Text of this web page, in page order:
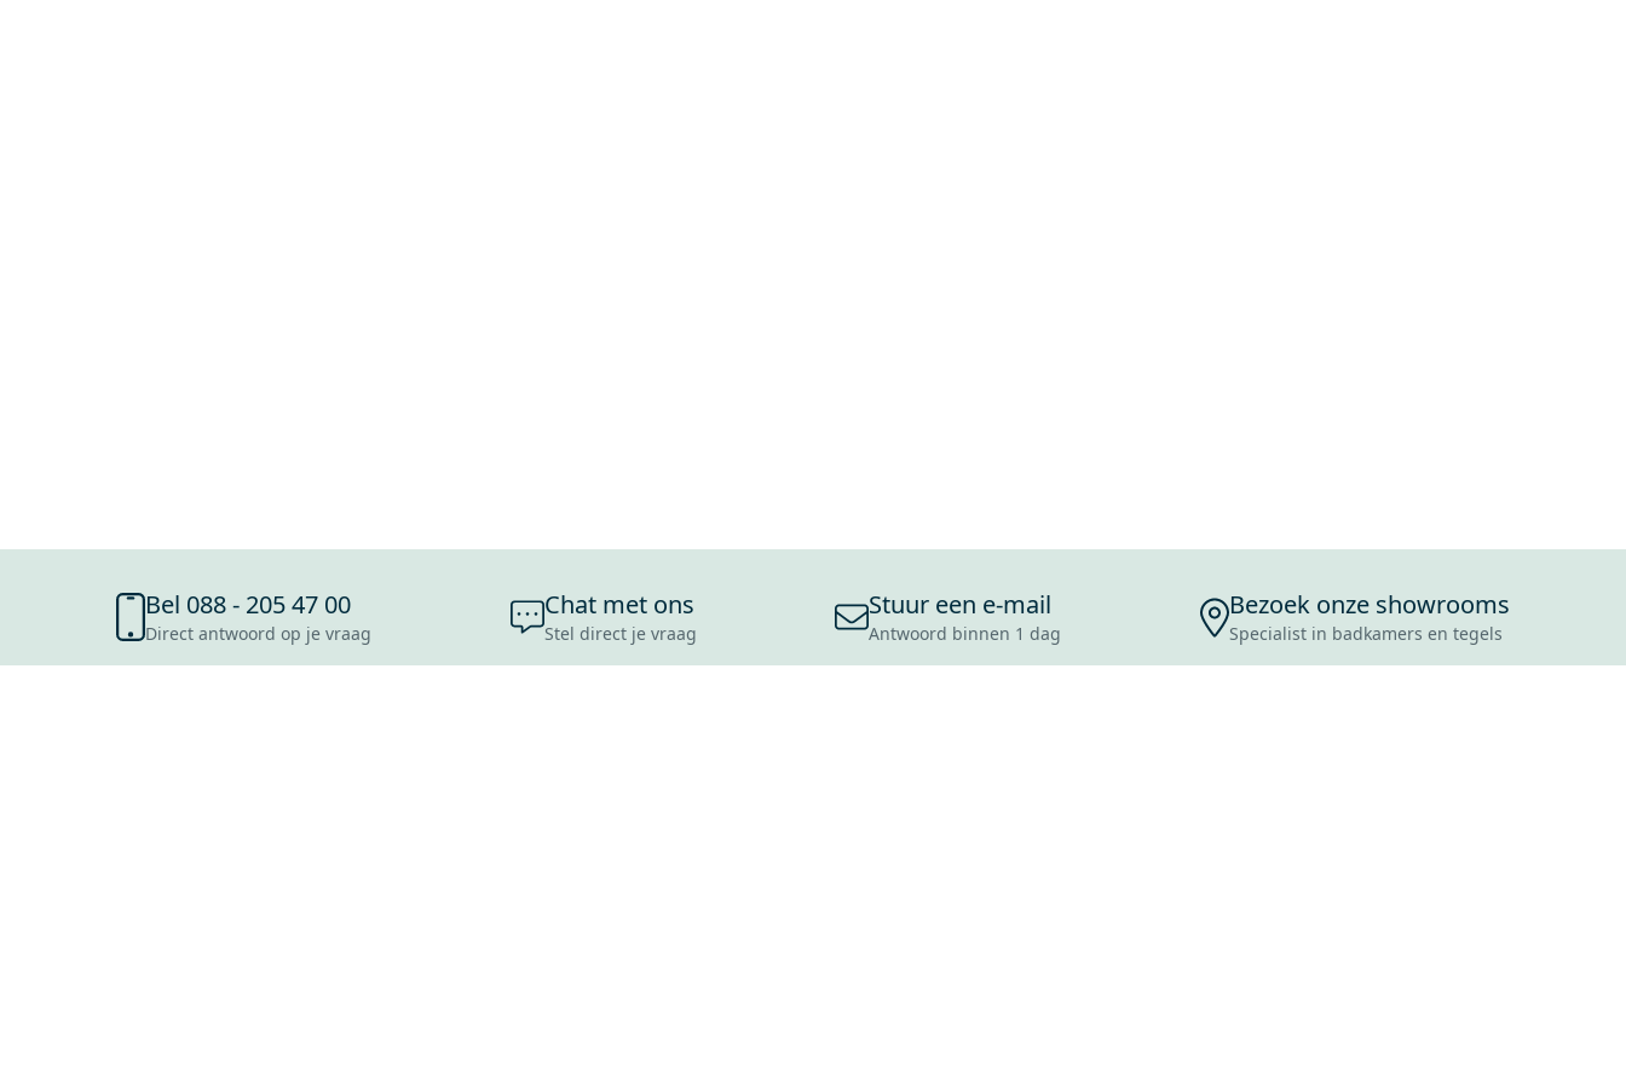
Bel 088 - 205 47 00
Direct antwoord op je vraag
Chat met ons
Stel direct je vraag
Stuur een e-mail
Antwoord binnen 1 dag
Bezoek onze showrooms
Specialist in badkamers en tegels